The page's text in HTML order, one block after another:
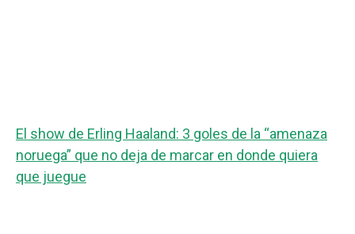
El show de Erling Haaland: 3 goles de la “amenaza
noruega” que no deja de marcar en donde quiera
que juegue